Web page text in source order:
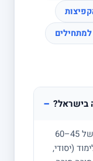
בישראל? −
בדרך כלל בין 100 ל-180 ₪ לשיעור של 45–60
(יסודי,